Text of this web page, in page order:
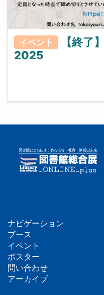
イベント
【終了
2025
フ
ッ
タ
ナビゲーション
ブース
イベント
ポスター
問い合わせ
アーカイブ